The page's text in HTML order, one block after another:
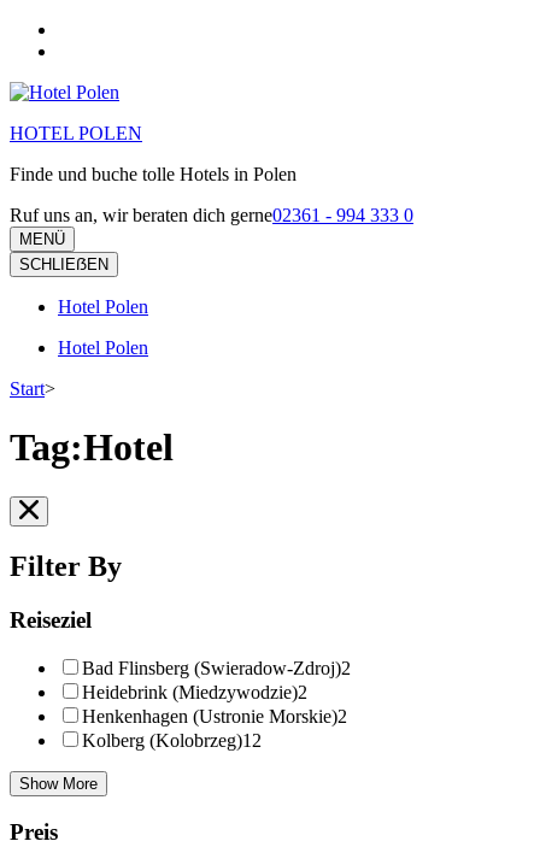
Zum
Inhalt
(Eingabetaste
HOTEL POLEN
Finde und buche tolle Hotels in Polen
Ruf uns an, wir beraten dich gerne02361 - 994 333 0
MENÜ
SCHLIEẞEN
Hotel Polen
Hotel Polen
Start>
Tag:Hotel
Filter By
Reiseziel
Bad Flinsberg (Swieradow-Zdroj)2
Heidebrink (Miedzywodzie)2
Henkenhagen (Ustronie Morskie)2
Kolberg (Kolobrzeg)12
Show More
Preis